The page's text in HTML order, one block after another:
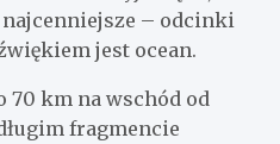
– odcinki
jest ocean.
70 km na wschód od
fragmencie